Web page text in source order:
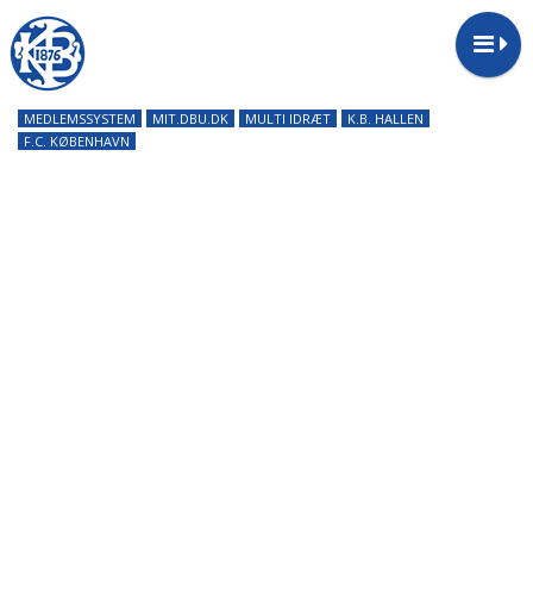
MEDLEMSSYSTEM MIT.DBU.DK MULTI IDRÆT
K.B. HALLEN
F.C. KØBENHAVN